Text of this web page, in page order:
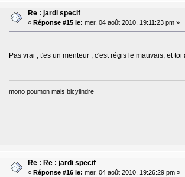
Re : jardi specif
« Réponse #15 le: mer. 04 août 2010, 19:11:23 pm »
Pas vrai , t'es un menteur , c'est régis le mauvais, et
mono poumon mais bicylindre
Re : Re : jardi specif
« Réponse #16 le: mer. 04 août 2010, 19:26:29 pm »